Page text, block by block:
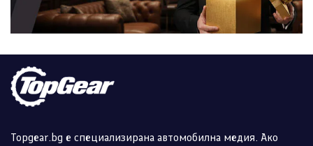
Topgear.bg е специализирана автомобилна медия. Ако